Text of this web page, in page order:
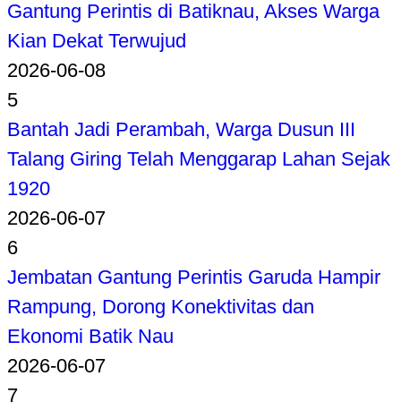
Gantung Perintis di Batiknau, Akses Warga
Kian Dekat Terwujud
2026-06-08
5
Bantah Jadi Perambah, Warga Dusun III
Talang Giring Telah Menggarap Lahan Sejak
1920
2026-06-07
6
Jembatan Gantung Perintis Garuda Hampir
Rampung, Dorong Konektivitas dan
Ekonomi Batik Nau
2026-06-07
7